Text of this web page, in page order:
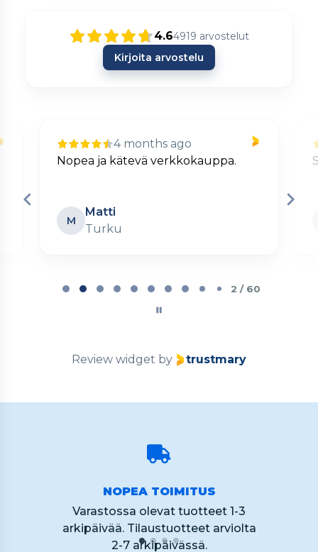
4.64919 arvostelut
Kirjoita arvostelu
4 months ago
Nopea ja kätevä verkkokauppa.
M
Matti
Turku
2 / 60
Review widget by trustmary
NOPEA TOIMITUS
Varastossa olevat tuotteet 1-3
arkipäivää. Tilaustuotteet arviolta
2-7 arkipäivässä.